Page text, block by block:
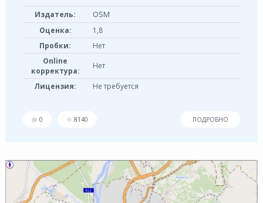
Издатель: OSM
Оценка:
1,8
Пробки:
Нет
Online
корректура:
Нет
Лицензия: Не требуется
0 8140 ПОДРОБНО